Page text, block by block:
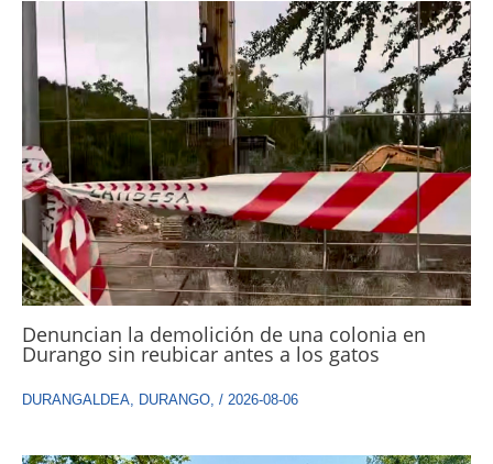
Denuncian la demolición de una colonia en
Durango sin reubicar antes a los gatos
DURANGALDEA, DURANGO, / 2026-08-06